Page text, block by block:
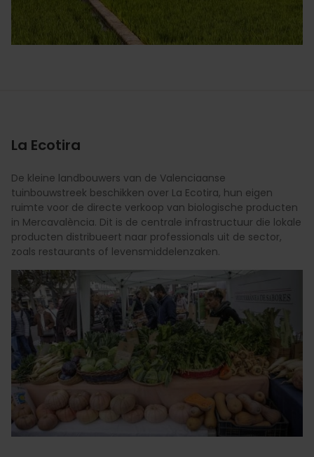
La Ecotira
De kleine landbouwers van de Valenciaanse
tuinbouwstreek beschikken over La Ecotira, hun eigen
ruimte voor de directe verkoop van biologische producten
in Mercavalència. Dit is de centrale infrastructuur die lokale
producten distribueert naar professionals uit de sector,
zoals restaurants of levensmiddelenzaken.